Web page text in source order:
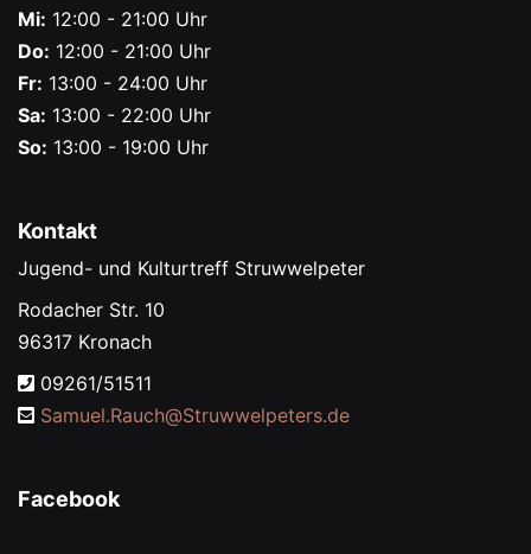
Mi: 12:00 - 21:00 Uhr
Do: 12:00 - 21:00 Uhr
Fr: 13:00 - 24:00 Uhr
Sa: 13:00 - 22:00 Uhr
So: 13:00 - 19:00 Uhr
Kontakt
Jugend- und Kulturtreff Struwwelpeter
Rodacher Str. 10
96317 Kronach
09261/51511
Samuel.Rauch@Struwwelpeters.de
Facebook